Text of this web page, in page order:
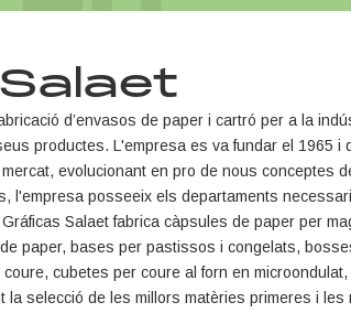
d’envasos de paper i cartró per a la
productes. L'empresa es va fundar el 1965 i
evolucionant en pro de nous conceptes
l'empresa posseeix els departaments
Salaet fabrica càpsules de paper per
paper, bases per pastissos i congelats,
cubetes per coure al forn en
la selecció de les millors matèries primeres i